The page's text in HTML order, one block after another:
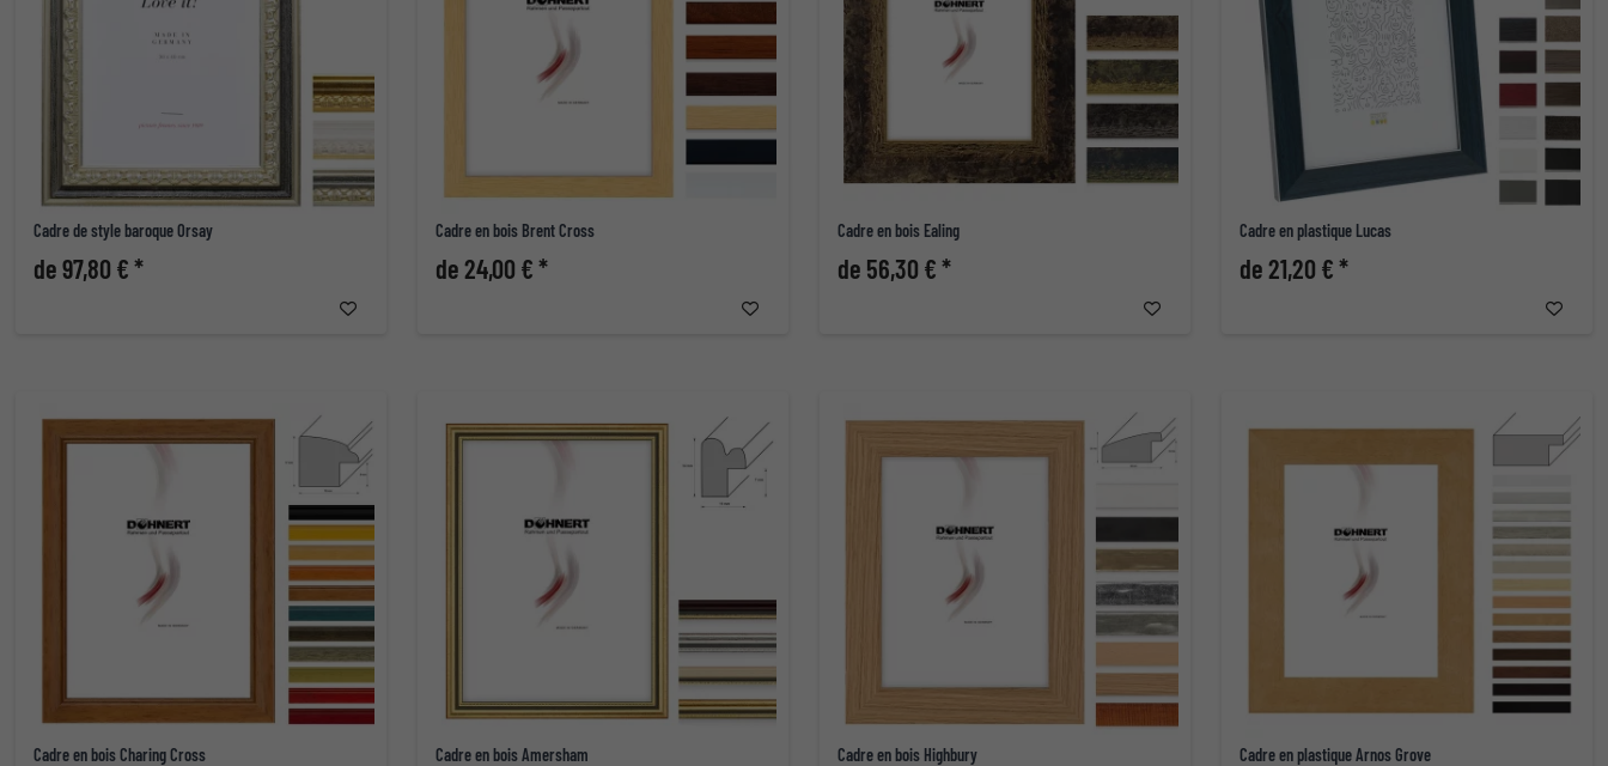
Cadre de style baroque Orsay
de 97,80 € *
Cadre en bois Brent Cross
de 24,00 € *
Cadre en bois Ealing
de 56,30 € *
Cadre en plastique Lucas
de 21,20 € *
Cadre en bois Charing Cross Cadre en bois Amersham Cadre en bois Highbury Cadre en plastique Arnos Grove